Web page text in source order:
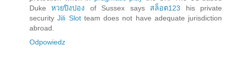
Dukeหวยปิงปอง of Sussex says สล็อต123 his private
securityJili Slotteam does not have adequate jurisdiction
abroad.
Odpowiedz